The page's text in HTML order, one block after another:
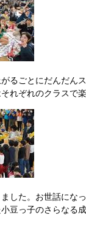
るごとにだんだん
れぞれのクラスで
した。お世話にな
豆っ子のさらなる